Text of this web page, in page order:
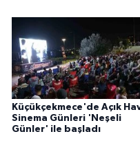
Küçükçekmece'de Açık
Sinema Günleri 'Neşeli
Günler' ile başladı